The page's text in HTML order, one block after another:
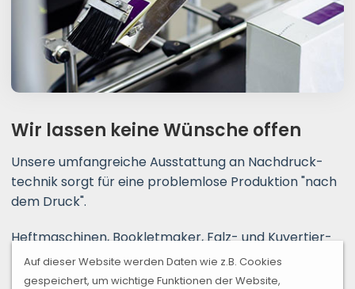
Auf dieser Website werden Daten wie z.B. Cookies
gespeichert, um wichtige Funktionen der Website,
Wir lassen keine Wünsche offen
Unsere umfangreiche Ausstattung an Nachdruck­
technik sorgt für eine problemlose Produktion "nach
dem Druck".
Heftmaschinen, Bookletmaker, Falz- und Kuvertier­
maschinen erledigen ihren Job zuverlässig in einem
rasanten Tempo, welches keine Wünsche offen lässt.